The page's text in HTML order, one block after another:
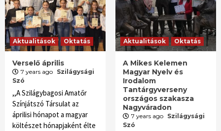
Aktualitások Oktatás
Verselő április
7 years ago Szilágysági
Szó
,,A Szilágybagosi Amatőr
Színjátszó Társulat az
áprilisi hónapot a magyar
költészet hónapjaként élte
Aktualitások Oktatás
A Mikes Kelemen
Magyar Nyelv és
Irodalom
Tantárgyverseny
országos szakasza
Nagyváradon
7 years ago Szilágysági
Szó